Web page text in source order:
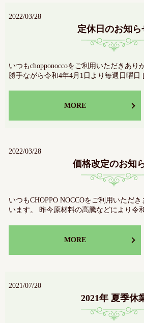
2022/03/28
定休日のお知ら
いつもchopponoccoをご利用いただきあり
勝手ながら令和4年4月1日より毎週日曜
MORE
2022/03/28
価格改定のお知
いつもCHOPPO NOCCOをご利用いただ
います。 昨今原材料の高騰などにより令
MORE
2021/07/20
2021年 夏季休